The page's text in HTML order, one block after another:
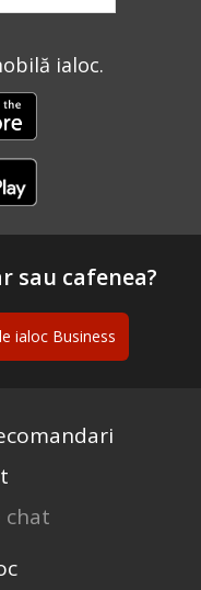
ialoc.
cafenea?
ialoc Business
chat